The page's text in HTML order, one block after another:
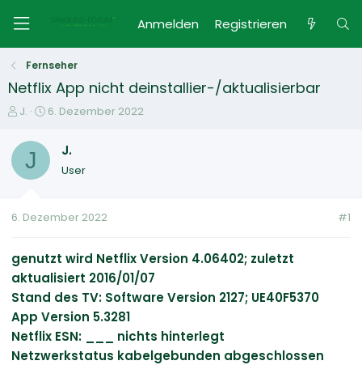
Anmelden Registrieren
Fernseher
Netflix App nicht deinstallier-/aktualisierbar
E
s
e
e
J.
E
t
e
t
m
6. Dezember 2022
J J.
User
6. Dezember 2022 #1
genutzt wird Netflix Version 4.06402; zuletzt
aktualisiert 2016/01/07
Stand des TV: Software Version 2127; UE40F5370
App Version 5.3281
Netflix ESN: ___ nichts hinterlegt
Netzwerkstatus kabelgebunden abgeschlossen